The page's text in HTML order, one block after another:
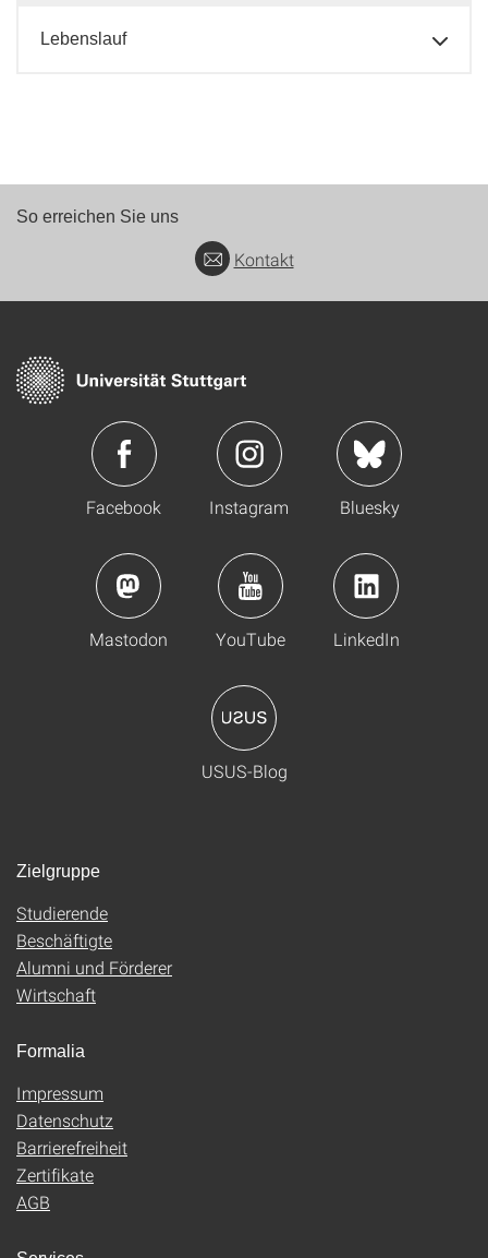
Lebenslauf
So erreichen Sie uns
Kontakt
Facebook Instagram Bluesky
Mastodon YouTube LinkedIn
USUS-Blog
Zielgruppe
Studierende
Beschäftigte
Alumni und Förderer
Wirtschaft
Formalia
Impressum
Datenschutz
Barrierefreiheit
Zertifikate
AGB